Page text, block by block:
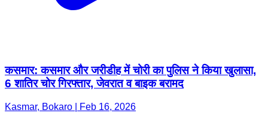
कसमार: कसमार और जरीडीह में चोरी का पुलिस ने किया खुलासा,
6 शातिर चोर गिरफ्तार, जेवरात व बाइक बरामद
Kasmar, Bokaro | Feb 16, 2026